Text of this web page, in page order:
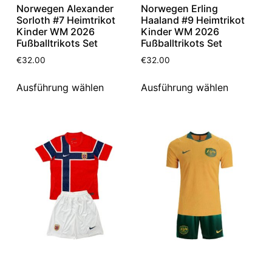
Norwegen Alexander
Sorloth #7 Heimtrikot
Kinder WM 2026
Fußballtrikots Set
€32.00
Ausführung wählen
Norwegen Erling
Haaland #9 Heimtrikot
Kinder WM 2026
Fußballtrikots Set
€32.00
Ausführung wählen